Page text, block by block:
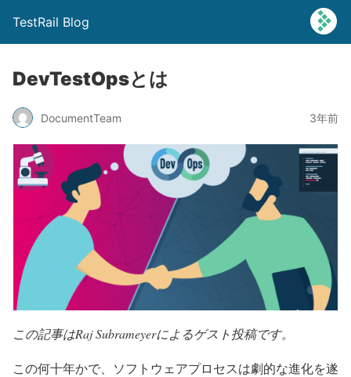
TestRail Blog
DevTestOpsとは
DocumentTeam 3年前
この記事はRaj Subrameyerによるゲスト投稿です。
この何十年かで、ソフトウェアプロセスは劇的な進化を遂